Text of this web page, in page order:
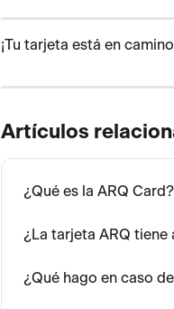
¡Tu tarjeta está en
Artículos
¿Qué es la ARQ Card?
¿La tarjeta ARQ tiene
¿Qué hago en caso